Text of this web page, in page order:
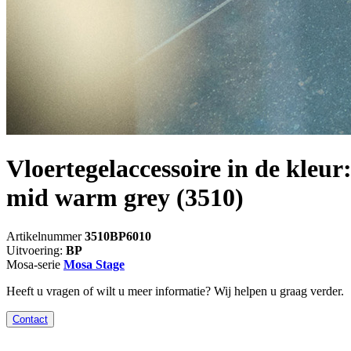
Vloertegelaccessoire in de kleur:
mid warm grey (3510)
Artikelnummer3510BP6010
Uitvoering: BP
Mosa-serie Mosa Stage
Heeft u vragen of wilt u meer informatie? Wij helpen u graag verder.
Contact